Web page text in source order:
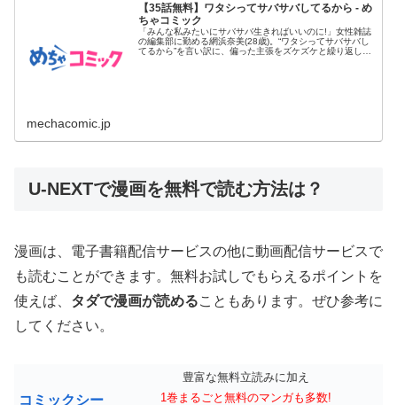
【35話無料】ワタシってサバサバしてるから - め
ちゃコミック
「みんな私みたいにサバサバ生きればいいのに!」女性雑誌
の編集部に勤める網浜奈美(28歳)。“ワタシってサバサバし
てるから”を言い訳に、偏った主張をズケズケと繰り返し、
mechacomic.jp
U-NEXTで漫画を無料で読む方法は？
漫画は、電子書籍配信サービスの他に動画配信サービスで
も読むことができます。無料お試しでもらえるポイントを
使えば、 タダで漫画が読めることもあります。ぜひ参考に
してください。
コミックシー
豊富な無料立読みに加え
1巻まるごと無料のマンガも多数!